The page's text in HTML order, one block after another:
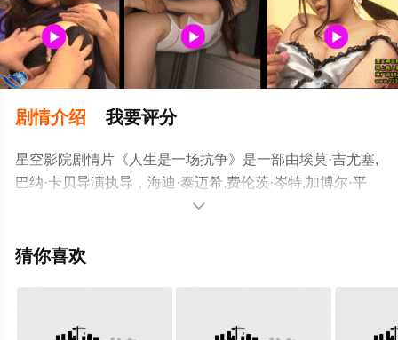
剧情介绍 我要评分
星空影院剧情片《人生是一场抗争》是一部由埃莫·吉尤塞,
巴纳·卡贝导演执导，海迪·泰迈希,费伦茨·岑特,加博尔·平
特,海因里希·施塔尔亨贝格,伊什特万·韦赖拜
高清无删减完整版电影大全就上星空电影网，更多相关信

猜你喜欢